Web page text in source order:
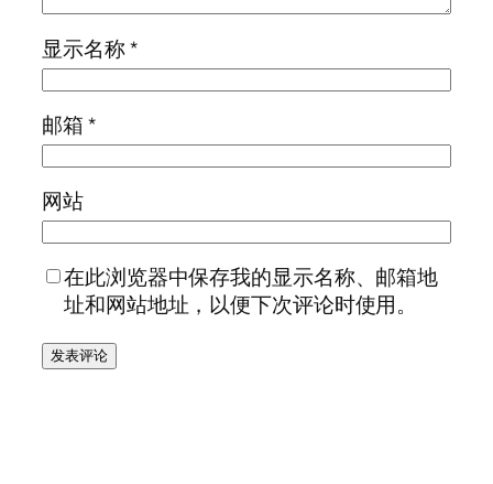
显示名称*
邮箱*
网站
在此浏览器中保存我的显示名称、邮箱地
址和网站地址，以便下次评论时使用。